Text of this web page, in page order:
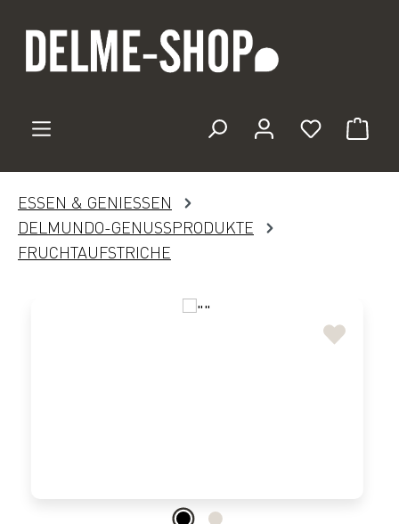
Du hast 0
ESSEN & GENIESSEN
DELMUNDO-GENUSSPRODUKTE
FRUCHTAUFSTRICHE
Bildergalerie überspringen